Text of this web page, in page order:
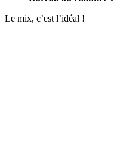
Le mix, c’est l’idéal !